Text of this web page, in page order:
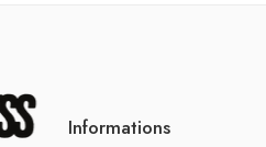
Informations